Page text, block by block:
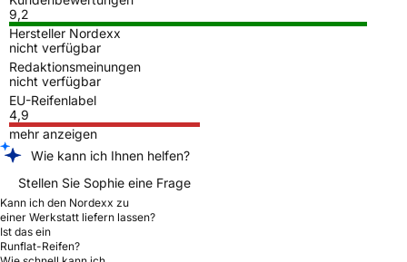
9,2
Hersteller Nordexx
nicht verfügbar
Redaktionsmeinungen
nicht verfügbar
EU-Reifenlabel
4,9
mehr anzeigen
Wie kann ich Ihnen helfen?
Stellen Sie Sophie eine Frage
Kann ich den Nordexx zu
einer Werkstatt liefern lassen?
Ist das ein
Runflat-Reifen?